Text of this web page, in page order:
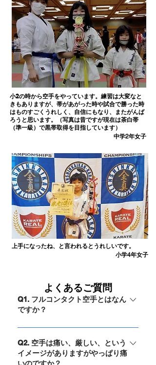
小2の時から空手をやっています。練習は大変なと
きもありますが、帯があがった時や試合で勝った時
はものすごくうれしく、自信にもなり、またがんば
ろうと思います。（写真は昔ですが現在は茶白帯
（準一級）で黒帯取得を目指しています）
​中学2年女子
上手になったね、と言われるとうれしいです。
​小学4年女子
Q1. フルコンタクト空手とはなん
ですか？
A. 空手には大きく分けてフルコンタク
ト空手と伝統派空手の2種類がありま
す。①フルコンタクト空手：フルコン
Q2. 空手は痛い、厳しい、という
イメージがありますがやっぱり痛
いのですか？
よくあるご質問